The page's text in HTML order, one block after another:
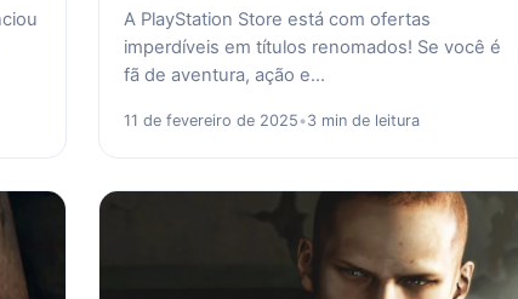
A PlayStation Store está com ofertas
imperdíveis em títulos renomados! Se você é
fã de aventura, ação e…
11 de fevereiro de 2025•3 min de leitura